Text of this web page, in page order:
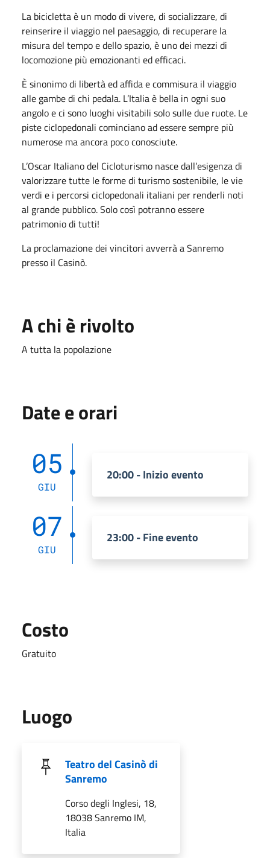
La bicicletta è un modo di vivere, di socializzare, di
reinserire il viaggio nel paesaggio, di recuperare la
misura del tempo e dello spazio, è uno dei mezzi di
locomozione più emozionanti ed efficaci.
È sinonimo di libertà ed affida e commisura il viaggio
alle gambe di chi pedala. L’Italia è bella in ogni suo
angolo e ci sono luoghi visitabili solo sulle due ruote. Le
piste ciclopedonali cominciano ad essere sempre più
numerose ma ancora poco conosciute.
L’Oscar Italiano del Cicloturismo nasce dall’esigenza di
valorizzare tutte le forme di turismo sostenibile, le vie
verdi e i percorsi ciclopedonali italiani per renderli noti
al grande pubblico. Solo così potranno essere
patrimonio di tutti!
La proclamazione dei vincitori avverrà a Sanremo
presso il Casinò.
A chi è rivolto
A tutta la popolazione
Date e orari
05
GIU
20:00 - Inizio evento
07
GIU
23:00 - Fine evento
Costo
Gratuito
Luogo
Teatro del Casinò di
Sanremo
Corso degli Inglesi, 18,
18038 Sanremo IM,
Italia